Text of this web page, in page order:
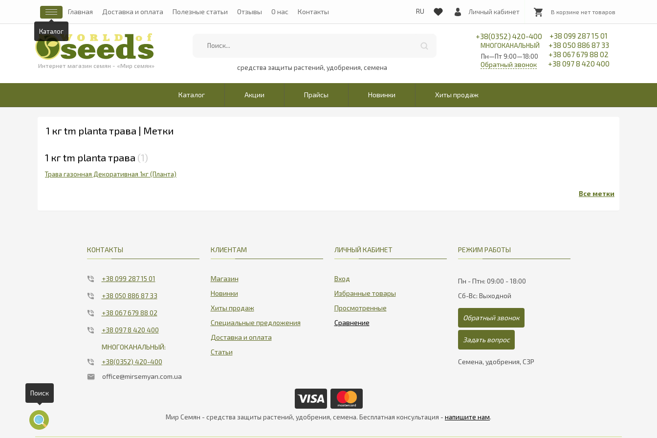
Каталог
Главная Доставка и оплата Полезные статьи Отзывы О нас Контакты Личный кабинет
Интернет магазин семян - «Мир семян» средства защиты растений, удобрения, семена
+38(0352) 420-400
МНОГОКАНАЛЬНЫЙ
Пн—Пт 9:00—18:00
+38 099 287 15 01
+38 050 886 87 33
+38 067 679 88 02
+38 097 8 420 400
Обратный звонок
Каталог Акции Прайсы Новинки Хиты продаж
1 кг tm planta трава | Метки
1 кг tm planta трава 1
Трава газонная Декоративная 1кг (Планта)
КОНТАКТЫ
+38 099 287 15 01
+38 050 886 87 33
+38 067 679 88 02
+38 097 8 420 400
МНОГОКАНАЛЬНЫЙ:
+38(0352) 420-400
office@mirsemyan.com.ua
КЛИЕНТАМ
Магазин
Новинки
Хиты продаж
Специальные предложения
Доставка и оплата
Статьи
ЛИЧНЫЙ КАБИНЕТ
Вход
Избранные товары
Просмотренные
РЕЖИМ РАБОТЫ
Пн - Птн: 09:00 - 18:00
Сб-Вс: Выходной
Обратный звонок
Задать вопрос
Семена, удобрения, СЗР
Мир Семян - средства защиты растений, удобрения, семена. Бесплатная консультация - напишите нам.
Поиск